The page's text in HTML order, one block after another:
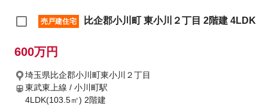
売戸建住宅 比企郡小川町 東小川２丁目 2階建 4LDK
600万円
埼玉県比企郡小川町東小川２丁目
東武東上線 / 小川町駅
4LDK(103.5㎡) 2階建